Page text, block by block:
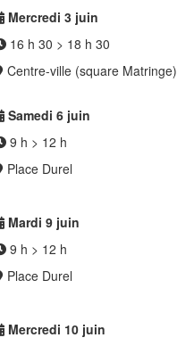
Mercredi 3 juin
16 h 30 > 18 h 30
Centre-ville (square Matringe)
Samedi 6 juin
9 h > 12 h
Place Durel
Mardi 9 juin
9 h > 12 h
Place Durel
Mercredi 10 juin